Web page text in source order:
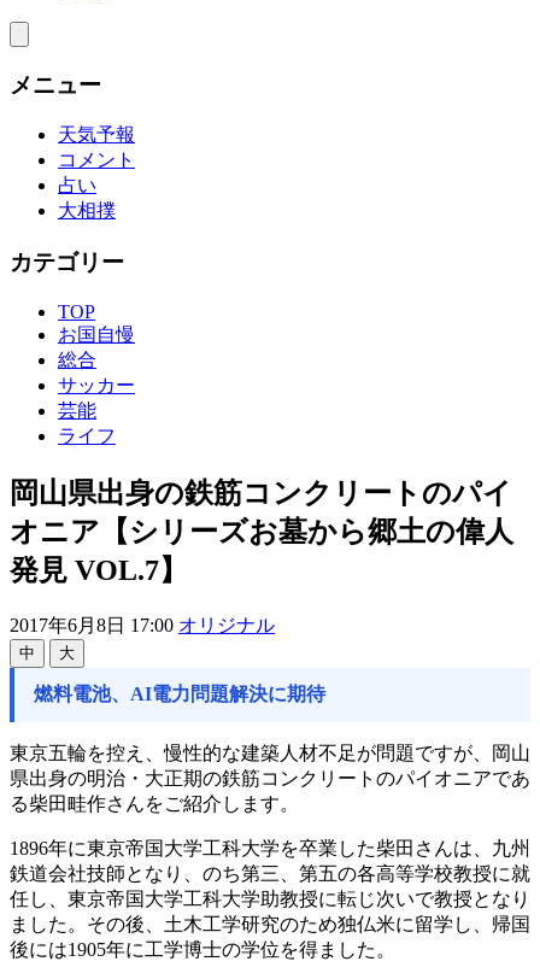
メニュー
天気予報
コメント
占い
大相撲
カテゴリー
TOP
お国自慢
総合
サッカー
芸能
ライフ
岡山県出身の鉄筋コンクリートのパイ
オニア【シリーズお墓から郷土の偉人
発見 VOL.7】
2017年6月8日 17:00 オリジナル
中 大
燃料電池、AI電力問題解決に期待
東京五輪を控え、慢性的な建築人材不足が問題ですが、岡山
県出身の明治・大正期の鉄筋コンクリートのパイオニアであ
る柴田畦作さんをご紹介します。
1896年に東京帝国大学工科大学を卒業した柴田さんは、九州
鉄道会社技師となり、のち第三、第五の各高等学校教授に就
任し、東京帝国大学工科大学助教授に転じ次いで教授となり
ました。その後、土木工学研究のため独仏米に留学し、帰国
後には1905年に工学博士の学位を得ました。